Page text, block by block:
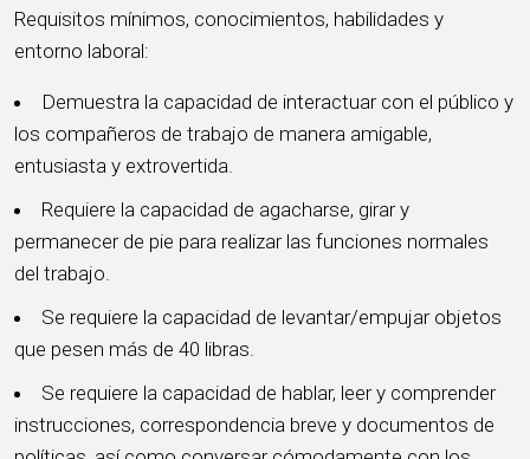
Requisitos mínimos, conocimientos, habilidades y
entorno laboral:
Demuestra la capacidad de interactuar con el público y
los compañeros de trabajo de manera amigable,
entusiasta y extrovertida.
Requiere la capacidad de agacharse, girar y
permanecer de pie para realizar las funciones normales
del trabajo.
Se requiere la capacidad de levantar/empujar objetos
que pesen más de 40 libras.
Se requiere la capacidad de hablar, leer y comprender
instrucciones, correspondencia breve y documentos de